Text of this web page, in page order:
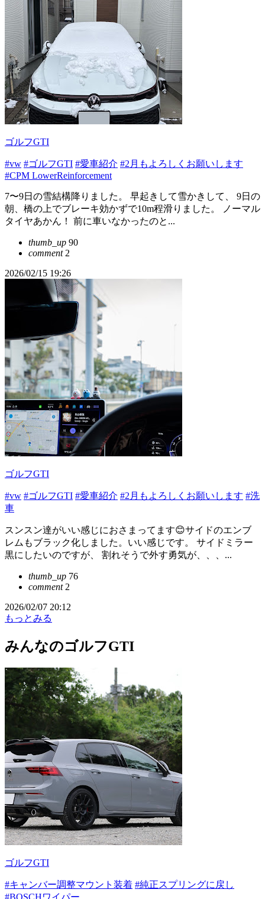
ゴルフGTI
#vw #ゴルフGTI #愛車紹介 #2月もよろしくお願いします
#CPM LowerReinforcement
7〜9日の雪結構降りました。 早起きして雪かきして、 9日の
朝、橋の上でブレーキ効かずで10m程滑りました。 ノーマル
タイヤあかん！ 前に車いなかったのと...
thumb_up 90
comment2
2026/02/15 19:26
ゴルフGTI
#vw #ゴルフGTI #愛車紹介 #2月もよろしくお願いします #洗
車
スンスン達がいい感じにおさまってます😊サイドのエンブ
レムもブラック化しました。いい感じです。 サイドミラー
黒にしたいのですが、 割れそうで外す勇気が、、、...
thumb_up 76
comment2
2026/02/07 20:12
もっとみる
みんなのゴルフGTI
ゴルフGTI
#キャンバー調整マウント装着 #純正スプリングに戻し
#BOSCHワイパー